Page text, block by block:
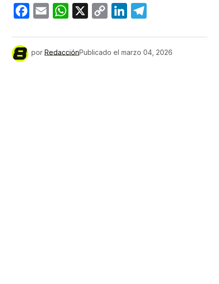
Facebook
EmailWhatsApp
X
CopyLinkedIn
por RedacciónPublicado el marzo 04, 2026